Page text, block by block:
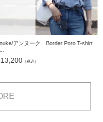
アンヌーク Border Poro T-shirt
13,200 （税込）